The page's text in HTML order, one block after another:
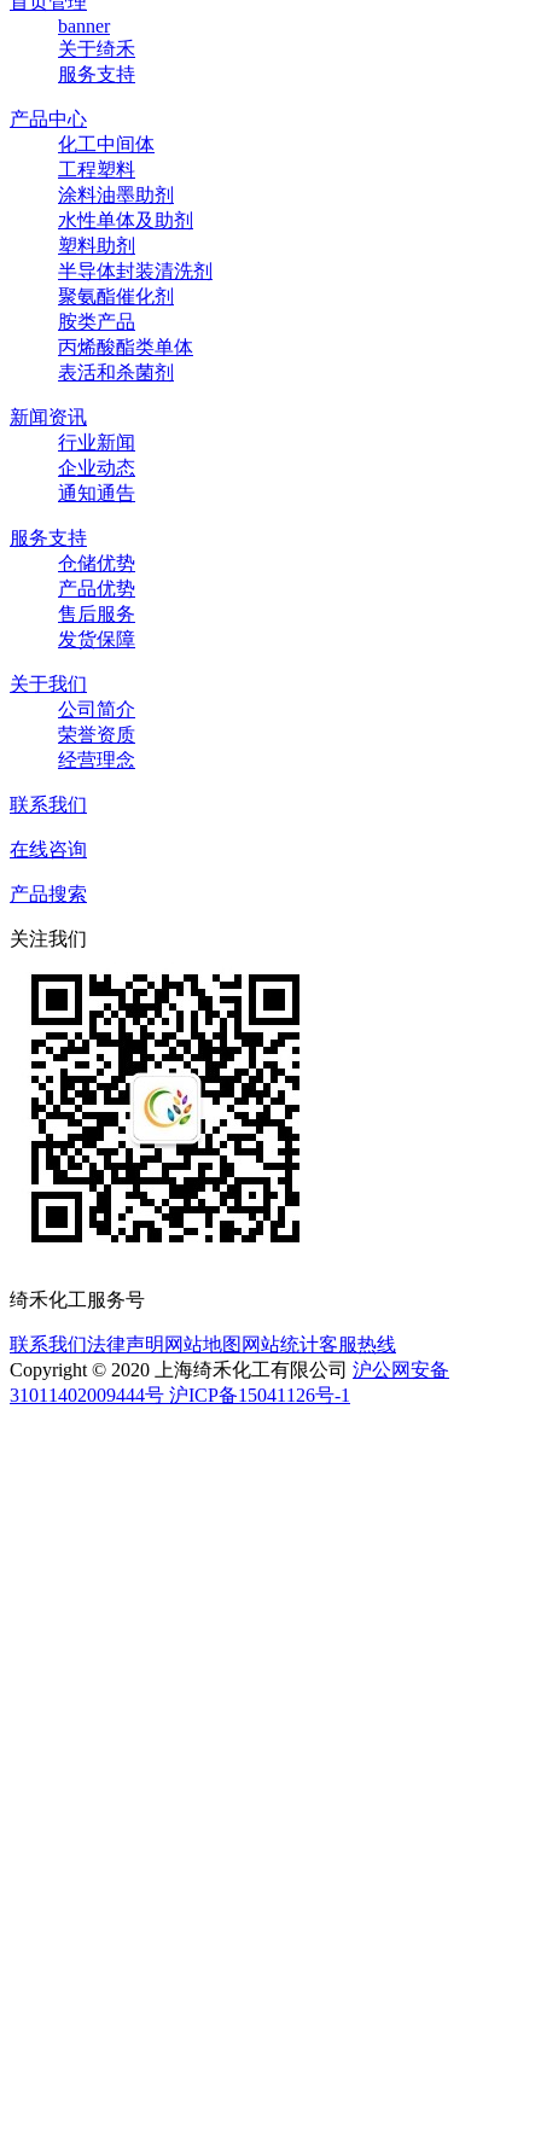
banner
关于绮禾
服务支持
产品中心
化工中间体
工程塑料
涂料油墨助剂
水性单体及助剂
塑料助剂
半导体封装清洗剂
聚氨酯催化剂
胺类产品
丙烯酸酯类单体
表活和杀菌剂
新闻资讯
行业新闻
企业动态
通知通告
服务支持
仓储优势
产品优势
售后服务
发货保障
关于我们
公司简介
荣誉资质
经营理念
联系我们
在线咨询
产品搜索
关注我们
绮禾化工服务号
联系我们法律声明 网站地图 网站统计客服热线
Copyright © 2020 上海绮禾化工有限公司 沪公网安备
31011402009444号 沪ICP备15041126号-1